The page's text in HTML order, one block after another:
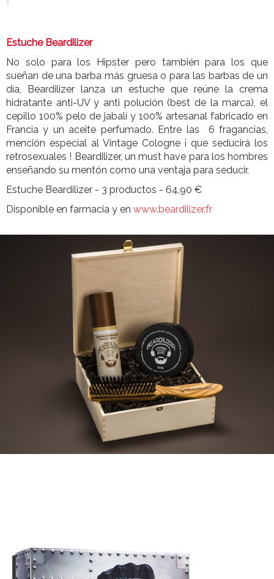
EstucheBeardilizer
No solo para los Hipster pero también para los que
sueñan de una barba más gruesa o para las barbas de un
día, Beardilizer lanza un estuche que reúne la crema
hidratante anti-UV y anti polución (best de la marca), el
cepillo 100% pelo de jabalí y 100% artesanal fabricado en
Francia y un aceite perfumado. Entre las 6 fragancias,
mención especial al Vintage Cologne ¡ que seducirá los
retrosexuales ! Beardilizer, un must have para los hombres
enseñando su mentón como una ventaja para seducir.
­­Estuche Beardilizer - 3 productos - 64,90 €
Disponible en farmacia y en www.beardilizer.fr